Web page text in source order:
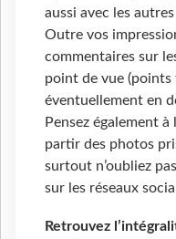
aussi avec les
Outre vos
commentaires sur
point de vue
éventuellement en
Pensez également
partir des photos
surtout n’oubliez
sur les réseaux
Retrouvez